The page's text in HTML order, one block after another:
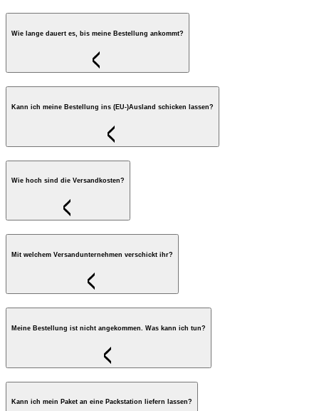
Wie lange dauert es, bis meine Bestellung ankommt?
Kann ich meine Bestellung ins (EU-)Ausland schicken lassen?
Wie hoch sind die Versandkosten?
Mit welchem Versandunternehmen verschickt ihr?
Meine Bestellung ist nicht angekommen. Was kann ich tun?
Kann ich mein Paket an eine Packstation liefern lassen?